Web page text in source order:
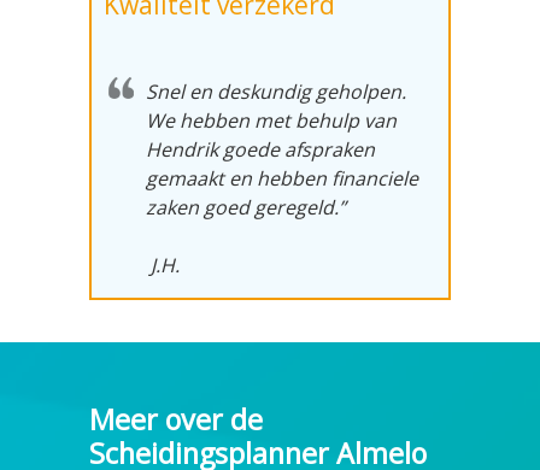
Snel en deskundig geholpen.
We hebben met behulp van
Hendrik goede afspraken
gemaakt en hebben financiele
zaken goed geregeld.”
J.H.
Meer over de
Scheidingsplanner Almelo